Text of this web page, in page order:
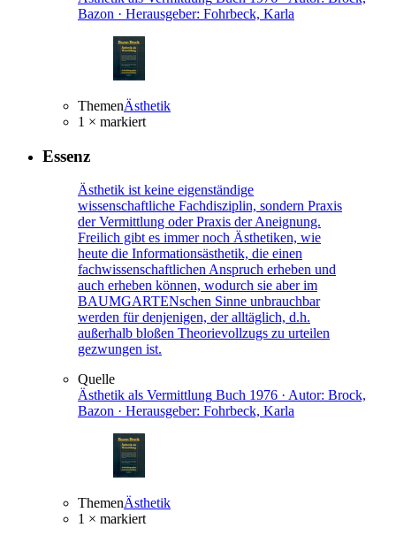
Bazon · Herausgeber: Fohrbeck, Karla
ThemenÄsthetik
1 × markiert
Essenz
Ästhetik ist keine eigenständige
wissenschaftliche Fachdisziplin, sondern Praxis
der Vermittlung oder Praxis der Aneignung.
Freilich gibt es immer noch Ästhetiken, wie
heute die Informationsästhetik, die einen
fachwissenschaftlichen Anspruch erheben und
auch erheben können, wodurch sie aber im
BAUMGARTENschen Sinne unbrauchbar
werden für denjenigen, der alltäglich, d.h.
außerhalb bloßen Theorievollzugs zu urteilen
gezwungen ist.
Quelle
Ästhetik als Vermittlung Buch 1976 · Autor: Brock,
Bazon · Herausgeber: Fohrbeck, Karla
ThemenÄsthetik
1 × markiert